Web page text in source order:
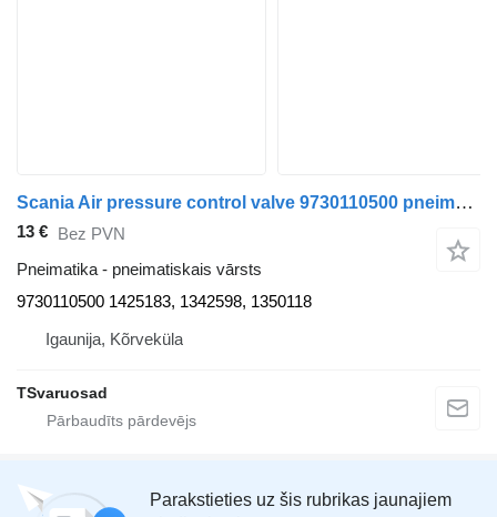
Scania Air pressure control valve 9730110500 pneimatiskais vārsts paredzēts Scania P94 vilcēja
13 € Bez PVN
Pneimatika - pneimatiskais vārsts
9730110500 1425183, 1342598, 1350118
Igaunija, Kõrveküla
TSvaruosad
Parakstieties uz šis rubrikas jaunajiem